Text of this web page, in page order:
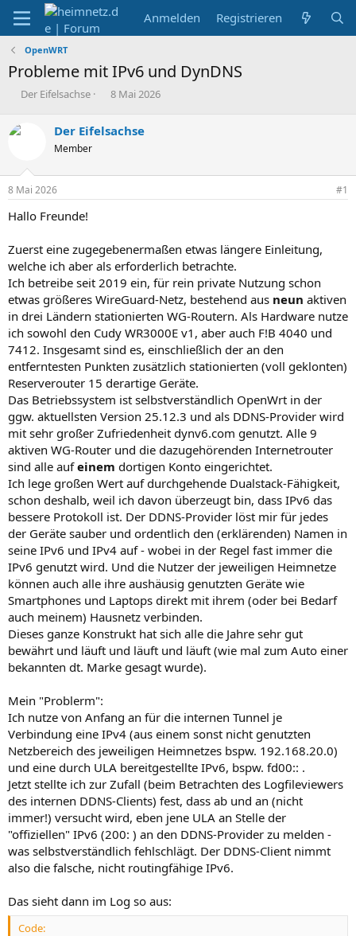
Anmelden Registrieren
OpenWRT
Probleme mit IPv6 und DynDNS
E
t
l
e
Der Eifelsachse
E
t
l
8 Mai 2026
Der Eifelsachse
Member
8 Mai 2026 #1
Hallo Freunde!
Zuerst eine zugegebenermaßen etwas längere Einleitung,
welche ich aber als erforderlich betrachte.
Ich betreibe seit 2019 ein, für rein private Nutzung schon
etwas größeres WireGuard-Netz, bestehend aus neun aktiven
in drei Ländern stationierten WG-Routern. Als Hardware nutze
ich sowohl den Cudy WR3000E v1, aber auch F!B 4040 und
7412. Insgesamt sind es, einschließlich der an den
entferntesten Punkten zusätzlich stationierten (voll geklonten)
Reserverouter 15 derartige Geräte.
Das Betriebssystem ist selbstverständlich OpenWrt in der
ggw. aktuellsten Version 25.12.3 und als DDNS-Provider wird
mit sehr großer Zufriedenheit dynv6.com genutzt. Alle 9
aktiven WG-Router und die dazugehörenden Internetrouter
sind alle aufeinem dortigen Konto eingerichtet.
Ich lege großen Wert auf durchgehende Dualstack-Fähigkeit,
schon deshalb, weil ich davon überzeugt bin, dass IPv6 das
bessere Protokoll ist. Der DDNS-Provider löst mir für jedes
der Geräte sauber und ordentlich den (erklärenden) Namen in
seine IPv6 und IPv4 auf - wobei in der Regel fast immer die
IPv6 genutzt wird. Und die Nutzer der jeweiligen Heimnetze
können auch alle ihre aushäusig genutzten Geräte wie
Smartphones und Laptops direkt mit ihrem (oder bei Bedarf
auch meinem) Hausnetz verbinden.
Dieses ganze Konstrukt hat sich alle die Jahre sehr gut
bewährt und läuft und läuft und läuft (wie mal zum Auto einer
bekannten dt. Marke gesagt wurde).
Mein "Problerm":
Ich nutze von Anfang an für die internen Tunnel je
Verbindung eine IPv4 (aus einem sonst nicht genutzten
Netzbereich des jeweiligen Heimnetzes bspw. 192.168.20.0)
und eine durch ULA bereitgestellte IPv6, bspw. fd00:: .
Jetzt stellte ich zur Zufall (beim Betrachten des Logfileviewers
des internen DDNS-Clients) fest, dass ab und an (nicht
immer!) versucht wird, eben jene ULA an Stelle der
"offiziellen" IPv6 (200: ) an den DDNS-Provider zu melden -
was selbstverständlich fehlschlägt. Der DDNS-Client nimmt
also die falsche, nicht routingfähige IPv6.
Das sieht dann im Log so aus:
Code: